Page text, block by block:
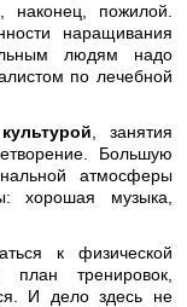
наконец, пожилой.
наращивания
людям надо
по лечебной
, занятия
Большую
атмосферы
хорошая музыка,
к физической
план тренировок,
И дело здесь не